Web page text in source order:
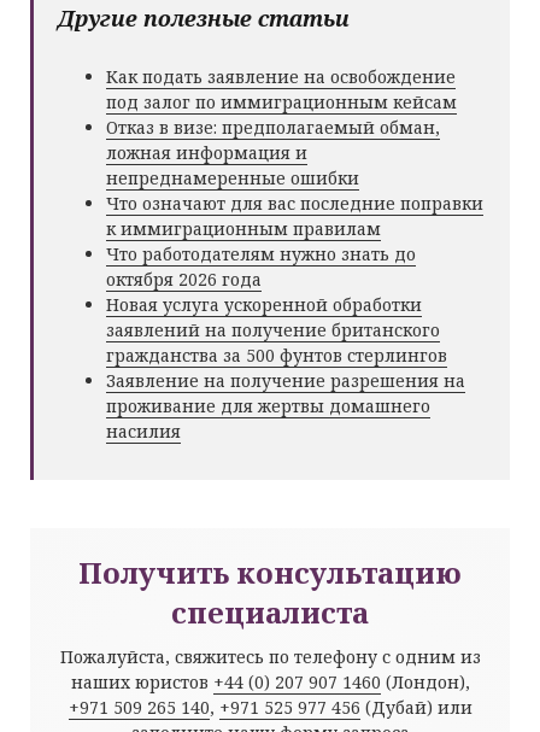
Другие полезные статьи
Как подать заявление на освобождение
под залог по иммиграционным кейсам
Отказ в визе: предполагаемый обман,
ложная информация и
непреднамеренные ошибки
Что означают для вас последние поправки
к иммиграционным правилам
Что работодателям нужно знать до
октября 2026 года
Новая услуга ускоренной обработки
заявлений на получение британского
гражданства за 500 фунтов стерлингов
Заявление на получение разрешения на
проживание для жертвы домашнего
насилия
Получить консультацию
специалиста
Пожалуйста, свяжитесь по телефону с одним из
наших юристов +44 (0) 207 907 1460 (Лондон),
+971 509 265 140, +971 525 977 456 (Дубай) или